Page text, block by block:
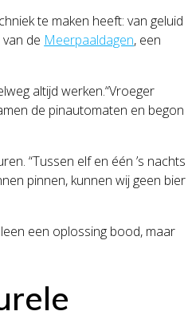
te maken heeft: van geluid
de Meerpaaldagen, een
altijd werken.“Vroeger
de pinautomaten en begon
“Tussen elf en één ’s nachts
pinnen, kunnen wij geen bier
een oplossing bood, maar